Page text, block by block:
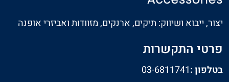
יצור, ייבוא ושיווק: תיקים, ארנקים, מזוודות ואביזרי אופנה
פרטי התקשרות
בטלפון :03-6811741